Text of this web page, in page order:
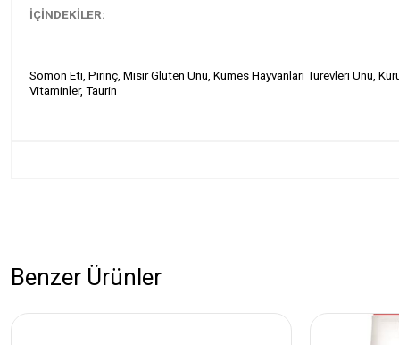
İÇİNDEKİLER:
Somon Eti, Pirinç, Mısır Glüten Unu, Kümes Hayvanları Türevleri Unu,
Vitaminler, Taurin
Benzer Ürünler